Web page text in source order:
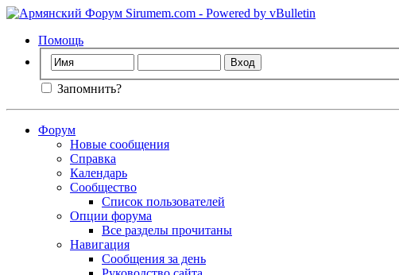
Помощь
Запомнить?
Форум
Новые сообщения
Справка
Календарь
Сообщество
Список пользователей
Опции форума
Все разделы прочитаны
Навигация
Сообщения за день